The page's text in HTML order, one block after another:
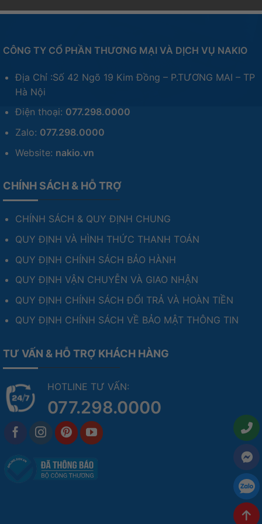
CÔNG TY CỔ PHẦN THƯƠNG MẠI VÀ DỊCH VỤ NAKIO
Địa Chỉ :Số 42 Ngõ 19 Kim Đồng – P.TƯƠNG MAI – TP
Hà Nội
Điện thoại: 077.298.0000
Zalo: 077.298.0000
Website: nakio.vn
CHÍNH SÁCH & HỖ TRỢ
CHÍNH SÁCH & QUY ĐỊNH CHUNG
QUY ĐỊNH VÀ HÌNH THỨC THANH TOÁN
QUY ĐỊNH CHÍNH SÁCH BẢO HÀNH
QUY ĐỊNH VẬN CHUYỄN VÀ GIAO NHẬN
QUY ĐỊNH CHÍNH SÁCH ĐỔI TRẢ VÀ HOÀN TIỀN
QUY ĐỊNH CHÍNH SÁCH VỀ BẢO MẬT THÔNG TIN
TƯ VẤN & HỖ TRỢ KHÁCH HÀNG
HOTLINE TƯ VẤN:
077.298.0000